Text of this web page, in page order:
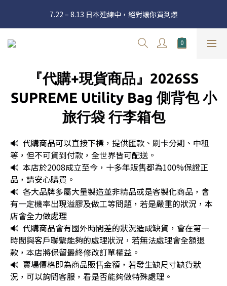
官網三週年 8月滿額送購物金 - 滿 $2000 送 $60 / 滿 $4000 送 $300
/ 滿 $10000 送 $1500
7.22 – 8.13 日本連線中，絕對讓你買到爆
新加入會員享有 $50購物金  |  消費滿$5000即可免運  |  會員好康制
/ 滿 $10000 送 $1500
『代購+現貨商品』2026SS
SUPREME Utility Bag 側背包 小
旅行袋 行李箱包
🔊  代購商品可以直接下標，提供匯款、刷卡分期、中租
等，但不可貨到付款，全世界皆可配送。
🔊  本店於2008成立至今，十多年販售都為100%保證正
品，請安心購買。
🔊  各大品牌多屬大量製造並非精品或是客製化商品，會
有一定機率出現溢膠及做工等問題，若是嚴重的狀況，本
店會全力做處理
🔊  代購商品會有國外時間差的狀況造成缺貨，會在第一
時間與客戶聯繫能夠的處理狀況，若無法處理會全額退
款，本店將保留最終修改訂單權益。
🔊  賣場價格即為商品販售金額，若發生缺尺寸缺貨狀
況，可以詢問客服，看是否能夠做特殊處理。